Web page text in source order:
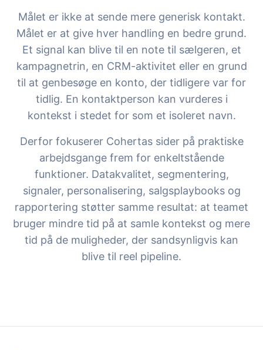
Målet er ikke at sende mere generisk kontakt.
Målet er at give hver handling en bedre grund.
Et signal kan blive til en note til sælgeren, et
kampagnetrin, en CRM-aktivitet eller en grund
til at genbesøge en konto, der tidligere var for
tidlig. En kontaktperson kan vurderes i
kontekst i stedet for som et isoleret navn.
Derfor fokuserer Cohertas sider på praktiske
arbejdsgange frem for enkeltstående
funktioner. Datakvalitet, segmentering,
signaler, personalisering, salgsplaybooks og
rapportering støtter samme resultat: at teamet
bruger mindre tid på at samle kontekst og mere
tid på de muligheder, der sandsynligvis kan
blive til reel pipeline.